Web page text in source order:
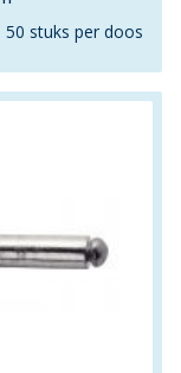
50 stuks per doos